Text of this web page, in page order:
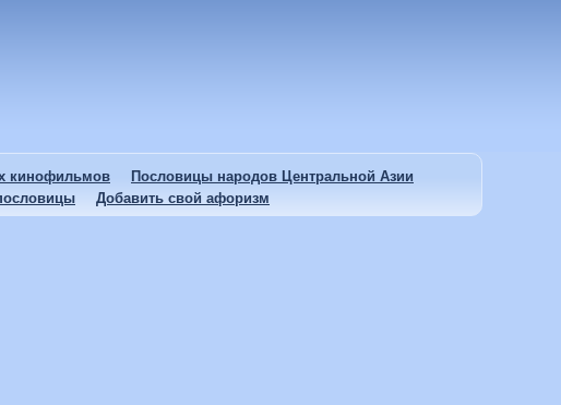
кинофильмов
Пословицы народов Центральной Азии
Добавить свой афоризм